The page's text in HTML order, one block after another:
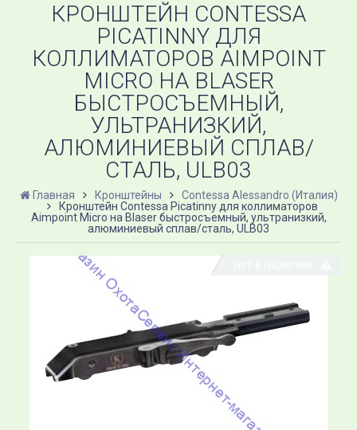
КРОНШТЕЙН CONTESSA
PICATINNY ДЛЯ
КОЛЛИМАТОРОВ AIMPOINT
MICRO НА BLASER
БЫСТРОСЪЕМНЫЙ,
УЛЬТРАНИЗКИЙ,
АЛЮМИНИЕВЫЙ СПЛАВ/
СТАЛЬ, ULB03
Главная Кронштейны
Contessa Alessandro (Италия)
Кронштейн Contessa Picatinny для коллиматоров
Aimpoint Micro на Blaser быстросъемный, ультранизкий,
алюминиевый сплав/сталь, ULB03